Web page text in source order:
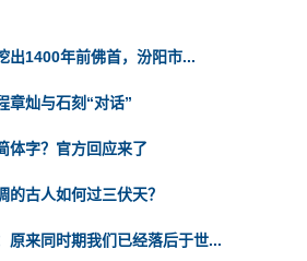
出1400年前佛首，汾阳市...
章灿与石刻“对话”
体字？官方回应来了
古人如何过三伏天？
原来同时期我们已经落后于世...